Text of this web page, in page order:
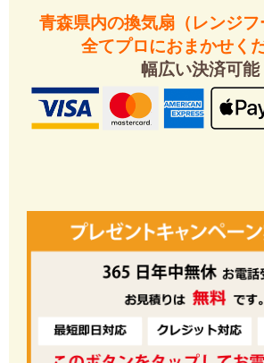
青森県内の換気扇（レンジ
全てプロにおまかせく
幅広い決済可能